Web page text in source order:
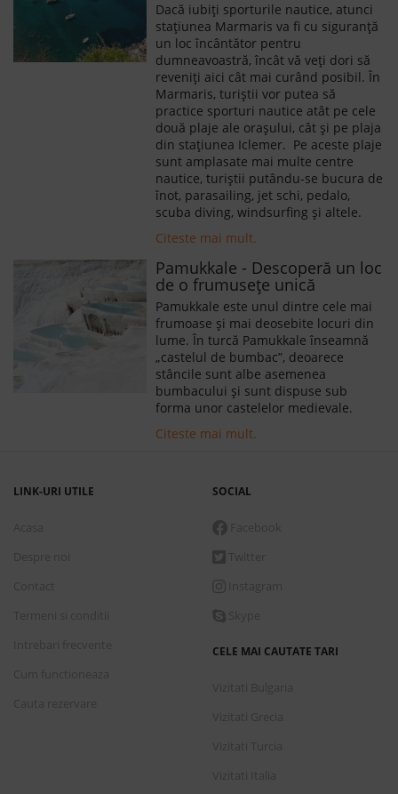
Dacă iubiți sporturile nautice, atunci
stațiunea Marmaris va fi cu siguranță
un loc încântător pentru
dumneavoastră, încât vă veți dori să
reveniți aici cât mai curând posibil. În
Marmaris, turiștii vor putea să
practice sporturi nautice atât pe cele
două plaje ale orașului, cât și pe plaja
din stațiunea Iclemer. Pe aceste plaje
sunt amplasate mai multe centre
nautice, turiștii putându-se bucura de
înot, parasailing, jet schi, pedalo,
scuba diving, windsurfing și altele.
Citeste mai mult.
Pamukkale - Descoperă un loc
de o frumusețe unică
Pamukkale este unul dintre cele mai
frumoase şi mai deosebite locuri din
lume. În turcă Pamukkale înseamnă
„castelul de bumbac”, deoarece
stâncile sunt albe asemenea
bumbacului şi sunt dispuse sub
forma unor castelelor medievale.
Citeste mai mult.
LINK-URI UTILE SOCIAL
CELE MAI CAUTATE TARI